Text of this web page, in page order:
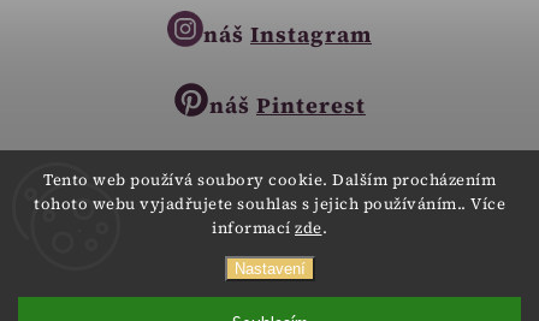
Tento web používá soubory cookie. Dalším procházením
tohoto webu vyjadřujete souhlas s jejich používáním.. Více
informací zde.
Nastavení
obchod@zlatnictvi-zlaticko.cz
náš Instagram
náš Pinterest
Copyright © 2023
Všechna práva vyhrazena.
WebdesignDigitalka.cz